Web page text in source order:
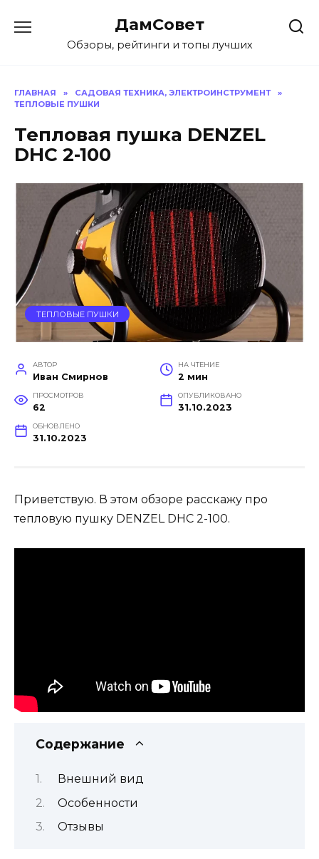
содержанию
ДамСовет
Обзоры, рейтинги и топы лучших
ГЛАВНАЯ » САДОВАЯ ТЕХНИКА, ЭЛЕКТРОИНСТРУМЕНТ
»
ТЕПЛОВЫЕ ПУШКИ
Тепловая пушка DENZEL
DHC 2-100
ТЕПЛОВЫЕ ПУШКИ
АВТОР
Иван Смирнов
НА ЧТЕНИЕ
2 мин
ПРОСМОТРОВ
62
ОПУБЛИКОВАНО
31.10.2023
ОБНОВЛЕНО
31.10.2023
Приветствую. В этом обзоре расскажу про
тепловую пушку DENZEL DHC 2-100.
Содержание
Внешний вид
Особенности
Отзывы